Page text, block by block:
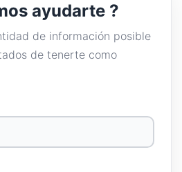
ayudarte ?
de información posible
de tenerte como